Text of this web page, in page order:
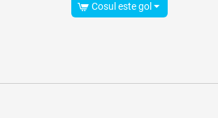
Cosul este gol